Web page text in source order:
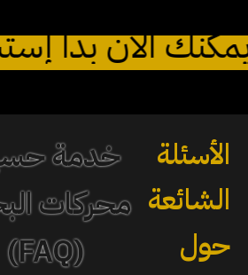
يمكنك الآن
الأسئلة
الشائعة
حول
خدمة
محركات
(FAQ)